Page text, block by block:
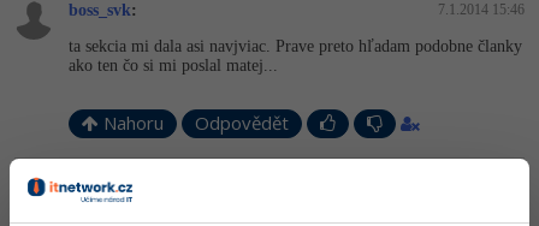
boss_svk: 7.1.2014 15:46
ta sekcia mi dala asi navjviac. Prave preto hľadam podobne članky
ako ten čo si mi poslal matej...
Nahoru Odpovědět
Odpovídá na boss_svk
Neaktivní uživatel